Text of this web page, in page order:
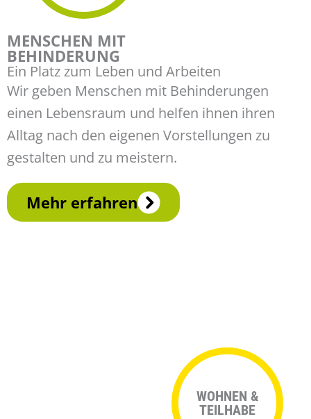
MENSCHEN MIT
BEHINDERUNG
Ein Platz zum Leben und Arbeiten
Wir geben Menschen mit Behinderungen
einen Lebensraum und helfen ihnen ihren
Alltag nach den eigenen Vorstellungen zu
gestalten und zu meistern.
Mehr erfahren
WOHNEN &
TEILHABE